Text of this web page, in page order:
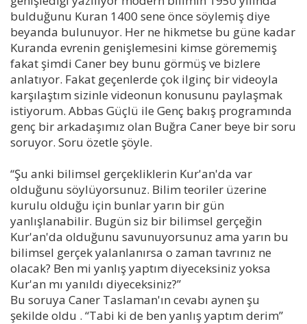
bulduğunu Kuran 1400 sene önce söylemiş diye
beyanda bulunuyor. Her ne hikmetse bu güne kadar
Kuranda evrenin genişlemesini kimse görememiş
fakat şimdi Caner bey bunu görmüş ve bizlere
anlatıyor. Fakat geçenlerde çok ilginç bir videoyla
karşılaştım sizinle videonun konusunu paylaşmak
istiyorum. Abbas Güçlü ile Genç bakış programında
genç bir arkadaşımız olan Buğra Caner beye bir soru
soruyor. Soru özetle şöyle.
“Şu anki bilimsel gerçekliklerin Kur'an'da var
olduğunu söylüyorsunuz. Bilim teoriler üzerine
kurulu olduğu için bunlar yarın bir gün
yanlışlanabilir. Bugün siz bir bilimsel gerçeğin
Kur'an'da olduğunu savunuyorsunuz ama yarın bu
bilimsel gerçek yalanlanırsa o zaman tavrınız ne
olacak? Ben mi yanlış yaptım diyeceksiniz yoksa
Kur'an mı yanıldı diyeceksiniz?”
Bu soruya Caner Taslaman'ın cevabı aynen şu
şekilde oldu . “Tabi ki de ben yanlış yaptım derim”